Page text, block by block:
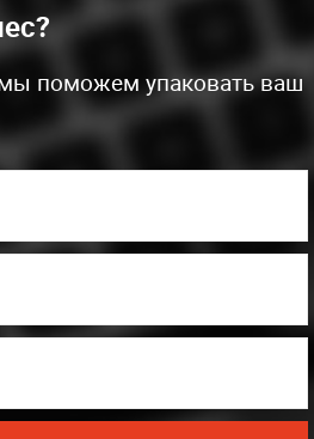
мы поможем упаковать ваш